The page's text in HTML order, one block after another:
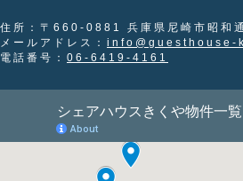
住所：〒660-0881 兵庫県尼崎市昭
メールアドレス： info@guesthouse-
電話番号： 06-6419-4161